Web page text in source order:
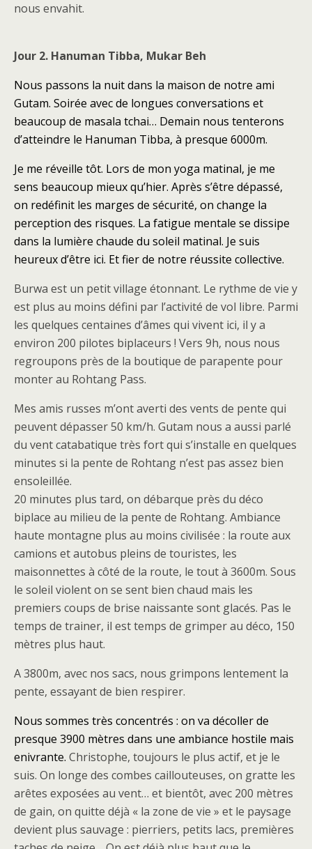
nous envahit.
Jour 2. Hanuman Tibba, Mukar Beh
Nous passons la nuit dans la maison de notre ami
Gutam. Soirée avec de longues conversations et
beaucoup de masala tchai… Demain nous tenterons
d’atteindre le Hanuman Tibba, à presque 6000m.
Je me réveille tôt. Lors de mon yoga matinal, je me
sens beaucoup mieux qu’hier. Après s’être dépassé,
on redéfinit les marges de sécurité, on change la
perception des risques. La fatigue mentale se dissipe
dans la lumière chaude du soleil matinal. Je suis
heureux d’être ici. Et fier de notre réussite collective.
Burwa est un petit village étonnant. Le rythme de vie y
est plus au moins défini par l’activité de vol libre. Parmi
les quelques centaines d’âmes qui vivent ici, il y a
environ 200 pilotes biplaceurs ! Vers 9h, nous nous
regroupons près de la boutique de parapente pour
monter au Rohtang Pass.
Mes amis russes m’ont averti des vents de pente qui
peuvent dépasser 50 km/h. Gutam nous a aussi parlé
du vent catabatique très fort qui s’installe en quelques
minutes si la pente de Rohtang n’est pas assez bien
ensoleillée.
20 minutes plus tard, on débarque près du déco
biplace au milieu de la pente de Rohtang. Ambiance
haute montagne plus au moins civilisée : la route aux
camions et autobus pleins de touristes, les
maisonnettes à côté de la route, le tout à 3600m. Sous
le soleil violent on se sent bien chaud mais les
premiers coups de brise naissante sont glacés. Pas le
temps de trainer, il est temps de grimper au déco, 150
mètres plus haut.
A 3800m, avec nos sacs, nous grimpons lentement la
pente, essayant de bien respirer.
Nous sommes très concentrés : on va décoller de
presque 3900 mètres dans une ambiance hostile mais
enivrante. Christophe, toujours le plus actif, et je le
suis. On longe des combes caillouteuses, on gratte les
arêtes exposées au vent… et bientôt, avec 200 mètres
de gain, on quitte déjà « la zone de vie » et le paysage
devient plus sauvage : pierriers, petits lacs, premières